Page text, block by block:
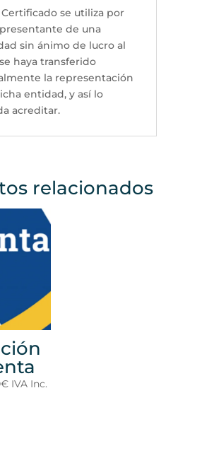
Certificado se utiliza por
de una
sin ánimo de lucro al
haya transferido
la representación
entidad, y así lo
acreditar.
relacionados
€Rango
IVA Inc.